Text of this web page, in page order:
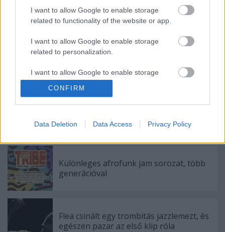
I want to allow Google to enable storage
related to functionality of the website or app.
I want to allow Google to enable storage
related to personalization.
I want to allow Google to enable storage
related to security, including authentication
user protection.
CONFIRM
Data Deletion Data Access Privacy Policy
Címkék:bécs nick cave grinderman anna calvi
Különleges afrofunk jam sorozat, több
generációval
Flea csinált egy trombitás jazzlemezt, és
egészen pazar az első klip róla